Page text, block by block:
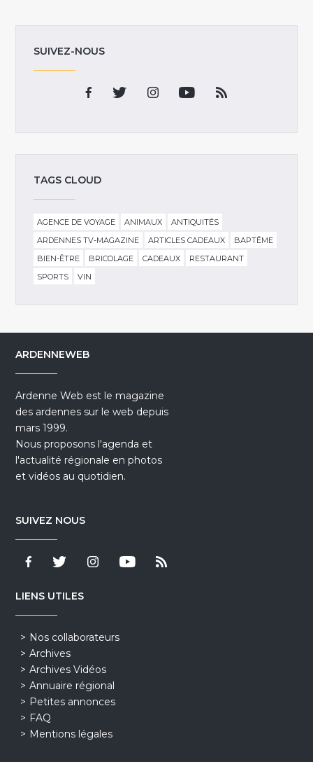
SUIVEZ-NOUS
TAGS CLOUD
AGENCE DE VOYAGE ANIMAUX
ANTIQUITÉS
ARDENNES TV-MAGAZINE
ARTICLES CADEAUX
BAPTÊME
BIEN-ÊTRE
BRICOLAGE CADEAUX
RESTAURANT
SPORTS
VIN
ARDENNEWEB
Ardenne Web est le magazine
des ardennes sur le web depuis
mars 1999.
Nous proposons l'agenda et
l'actualité régionale en photos
et vidéos au quotidien.
SUIVEZ NOUS
LIENS UTILES
Nos collaborateurs
Archives
Archives Vidéos
Annuaire régional
Petites annonces
FAQ
Mentions légales